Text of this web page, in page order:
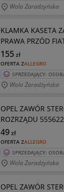
Wola Zaradzyńska
KLAMKA KASETA
PRAWA PRZÓD
OFERTA ZALLEGRO
155zł
SPRZEDAJĄCY:
Wola Zaradzyńska
OPEL ZAWÓR
ROZRZĄDU
OFERTA ZALLEGRO
49zł
SPRZEDAJĄCY:
Wola Zaradzyńska
OPEL ZAWÓR